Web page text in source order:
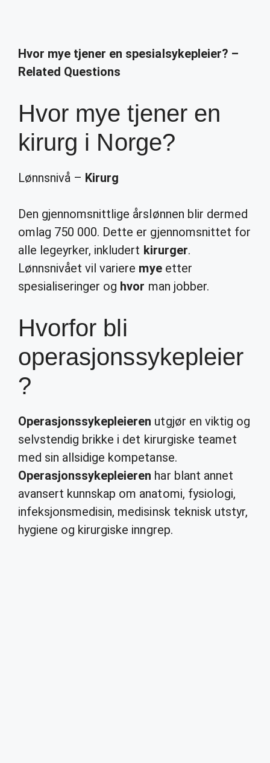
Hvor mye tjener en spesialsykepleier? –
Related Questions
Hvor mye tjener en
kirurg i Norge?
Lønnsnivå – Kirurg
Den gjennomsnittlige årslønnen blir dermed
omlag 750 000. Dette er gjennomsnittet for
alle legeyrker, inkludert kirurger.
Lønnsnivået vil variere myeetter
spesialiseringer og hvor man jobber.
Hvorfor bli
operasjonssykepleier
?
Operasjonssykepleieren utgjør en viktig og
selvstendig brikke i det kirurgiske teamet
med sin allsidige kompetanse.
Operasjonssykepleieren har blant annet
avansert kunnskap om anatomi, fysiologi,
infeksjonsmedisin, medisinsk teknisk utstyr,
hygiene og kirurgiske inngrep.